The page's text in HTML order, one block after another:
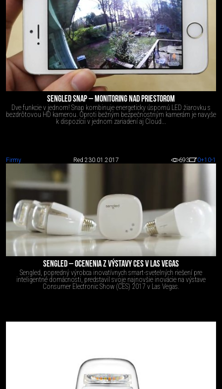
SENGLED SNAP – MONITORING NAD PRIESTOROM
Dve funkcie v jednom! Snap kombinuje energeticky úspornú LED žiarovku s
bezdrôtovou HD kamerou. Oproti bežným bezpečnostným kamerám je navyše
k dispozícii v jednom zariadení aj Cloud...
Firmy Red 2 30.01.2017 693 0+10-1
SENGLED – OCENENIA Z VÝSTAVY CES V LAS VEGAS
Sengled, popredný výrobca inovatívnych smart-svetelných riešení pre
inteligentné domácnosti, predstavil svoje najnovšie inovácie na výstave
Consumer Electronic Show (CES) 2017 v Las Vegas.